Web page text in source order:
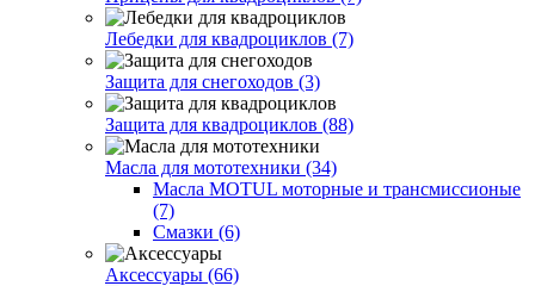
Лебедки для квадроциклов (7)
Защита для снегоходов (3)
Защита для квадроциклов (88)
Масла для мототехники (34)
Масла MOTUL моторные и трансмиссионые
(7)
Смазки (6)
Аксессуары (66)